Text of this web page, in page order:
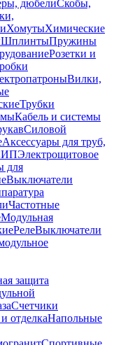
дюбелиСкобы,
ХомутыХимические
ШплинтыПружины
Розетки и
Вилки,
Трубки
Кабель и системы
Силовой
Аксессуары для труб,
Электрощитовое
для
Выключатели
Частотные
Модульная
РелеВыключатели
защита
Счетчики
отделкаНапольные